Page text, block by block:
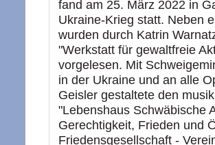
fand am 25. März 2022 in
Ukraine-Krieg statt. Neben
wurden durch Katrin
"Werkstatt für gewaltfreie
vorgelesen. Mit
in der Ukraine und an alle
Geisler gestaltete den
"Lebenshaus Schwäbische
Gerechtigkeit, Frieden und
Friedensgesellschaft -